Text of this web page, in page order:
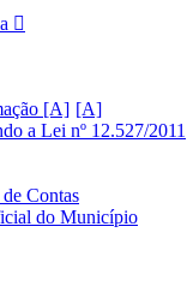
[A]
a Lei nº 12.527/2011
de Contas
do Município